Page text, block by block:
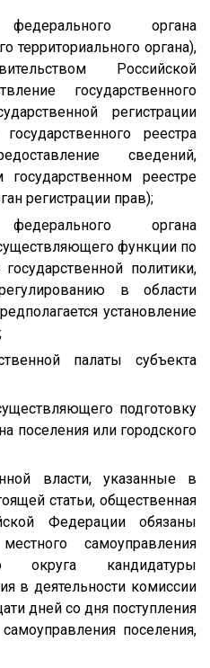
органа
территориального органа),
Российской
государственного
регистрации
реестра
сведений,
реестре
регистрации прав);
органа
функции по
политики,
в области
установление
палаты субъекта
подготовку
поселения или городского
власти, указанные в
статьи, общественная
Федерации обязаны
самоуправления
округа кандидатуры
в деятельности комиссии
дней со дня поступления
поселения,